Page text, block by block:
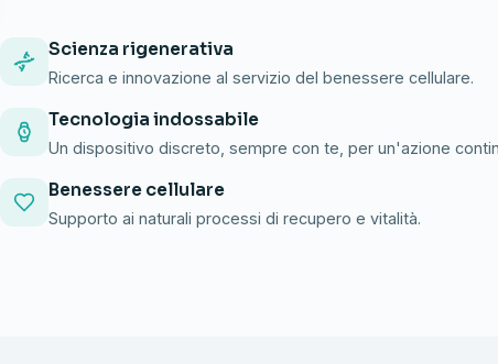
Scienza rigenerativa
Ricerca e innovazione al servizio del benessere cellulare.
Tecnologia indossabile
Un dispositivo discreto, sempre con te, per un'azione
Benessere cellulare
Supporto ai naturali processi di recupero e vitalità.